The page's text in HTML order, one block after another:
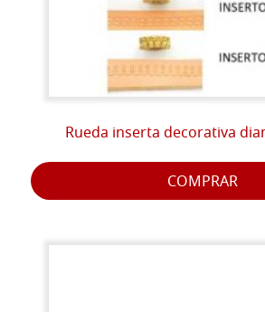
Rueda inserta decorativa
COMPRAR